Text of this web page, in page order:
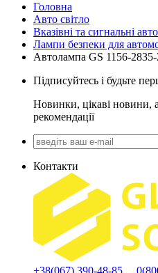
Головна
Авто світло
Вказівні та сигнальні
Лампи безпеки для
Автолампа GS 1156-
Підписуйтесь і будьте
Новинки, цікаві новини,
рекомендації
Контакти